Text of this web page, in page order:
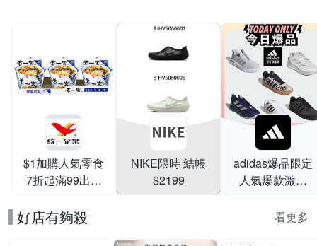
$1加購人氣零食
7折起滿99出貨
NIKE限時 結帳
$2199
adidas爆品限定
人氣爆款激降
好店有夠殺 看更多